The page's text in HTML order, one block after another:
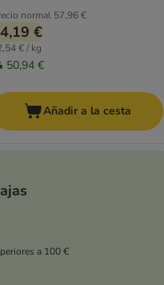
normal 57,96 €
€
€ / kg
50,94 €
Añadir a la cesta
a 100 €